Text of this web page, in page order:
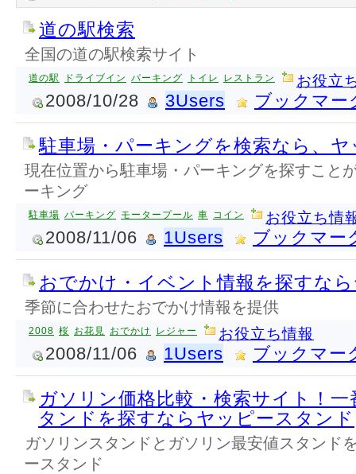
道の駅検索
全国の道の駅検索サイト
道の駅 ドライブイン パーキング トイレ レストラン お役立
2008/10/28 3Users ブックマー
駐車場・パーキングを検索なら、
現在位置から駐車場・パーキングを探すこと
ーキング
駐車場 パーキング モータープール 車 コイン お役立ち情
2008/11/06 1Users ブックマー
おでかけ・イベント情報を探すな
季節に合わせたおでかけ情報を提供
2008 桜 お花見 おでかけ レジャー お役立ち情報
2008/11/06 1Users ブックマー
ガソリン価格比較・検索サイト！
タンドを探すならヤッピースタンド
ガソリンスタンドとガソリン最安値スタンド
ースタンド